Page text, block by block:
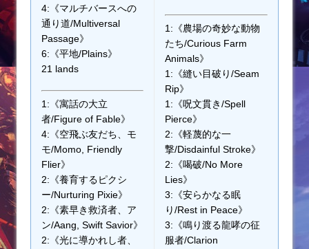
4:《マルチバースへの
通り道/Multiversal
Passage》
6:《平地/Plains》
21 lands
1:《寓話の大立
者/Figure of Fable》
4:《空飛ぶ友だち、モ
モ/Momo, Friendly
Flier》
2:《養育するピクシ
ー/Nurturing Pixie》
2:《素早き救済者、ア
ン/Aang, Swift Savior》
2:《光に導かれし者、
1:《農場の奇妙な動物
たち/Curious Farm
Animals》
1:《縫い目破り/Seam
Rip》
1:《呪文貫き/Spell
Pierce》
2:《軽蔑的な一
撃/Disdainful Stroke》
2:《喝破/No More
Lies》
3:《安らかなる眠
り/Rest in Peace》
3:《鳴り渡る龍哮の征
服者/Clarion